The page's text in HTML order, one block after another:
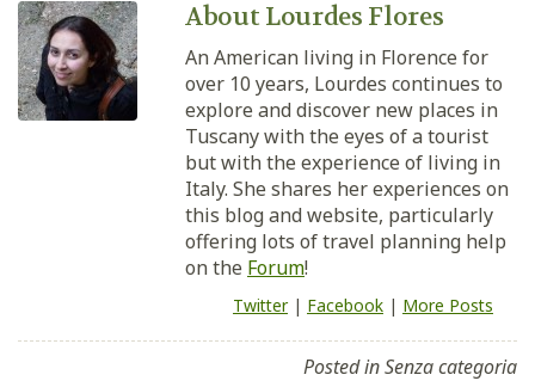
About Lourdes Flores
An American living in Florence for
over 10 years, Lourdes continues to
explore and discover new places in
Tuscany with the eyes of a tourist
but with the experience of living in
Italy. She shares her experiences on
this blog and website, particularly
offering lots of travel planning help
on the Forum!
Twitter| Facebook | More Posts
Posted in Senza categoria